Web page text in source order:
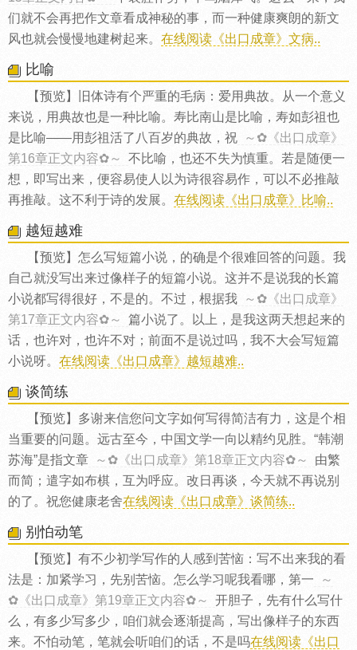
们就不会再把作文章看成神秘的事，而一种健康爽朗的新文
风也就会慢慢地建树起来。 在线阅读《出口成章》文病..
比喻
【预览】旧体诗有个严重的毛病：爱用典故。从一个意义
来说，用典故也是一种比喻。寿比南山是比喻，寿如彭祖也
是比喻——用彭祖活了八百岁的典故，祝
～✿《出口成章》
第16章正文内容✿～
不比喻，也还不失为慎重。若是随便一
想，即写出来，便容易使人以为诗很容易作，可以不必推敲
再推敲。这不利于诗的发展。 在线阅读《出口成章》比喻..
越短越难
【预览】怎么写短篇小说，的确是个很难回答的问题。我
自己就没写出来过像样子的短篇小说。这并不是说我的长篇
小说都写得很好，不是的。不过，根据我
～✿《出口成章》
第17章正文内容✿～
篇小说了。以上，是我这两天想起来的
话，也许对，也许不对；前面不是说过吗，我不大会写短篇
小说呀。 在线阅读《出口成章》越短越难..
谈简练
【预览】多谢来信您问文字如何写得简洁有力，这是个相
当重要的问题。远古至今，中国文学一向以精约见胜。“韩潮
苏海”是指文章
～✿《出口成章》第18章正文内容✿～
由繁
而简；遣字如布棋，互为呼应。改日再谈，今天就不再说别
的了。祝您健康老舍在线阅读《出口成章》谈简练..
别怕动笔
【预览】有不少初学写作的人感到苦恼：写不出来我的看
法是：加紧学习，先别苦恼。怎么学习呢我看哪，第一
～
✿《出口成章》第19章正文内容✿～
开胆子，先有什么写什
么，有多少写多少，咱们就会逐渐提高，写出像样子的东西
来。不怕动笔，笔就会听咱们的话，不是吗在线阅读《出口